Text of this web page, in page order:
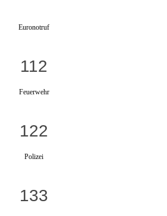
Euronotruf
112
Feuerwehr
122
Polizei
133